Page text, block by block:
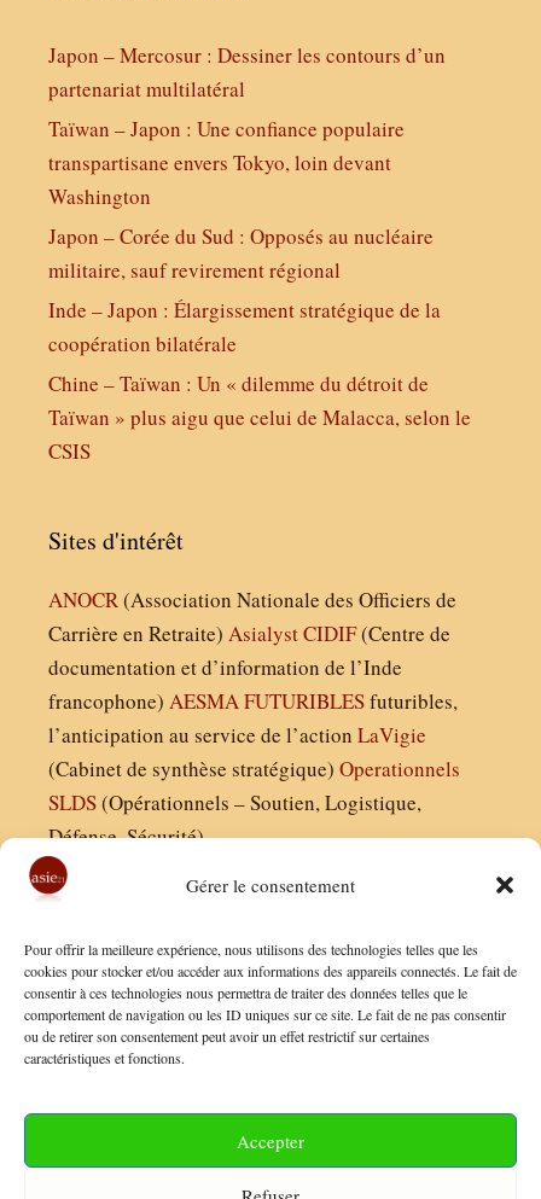
Gérer le consentement
Pour offrir la meilleure expérience, nous utilisons des technologies telles que les
cookies pour stocker et/ou accéder aux informations des appareils connectés. Le fait de
consentir à ces technologies nous permettra de traiter des données telles que le
comportement de navigation ou les ID uniques sur ce site. Le fait de ne pas consentir
ou de retirer son consentement peut avoir un effet restrictif sur certaines
caractéristiques et fonctions.
Accepter
Japon – Mercosur : Dessiner les contours d’un
partenariat multilatéral
Taïwan – Japon : Une confiance populaire
transpartisane envers Tokyo, loin devant
Washington
Japon – Corée du Sud : Opposés au nucléaire
militaire, sauf revirement régional
Inde – Japon : Élargissement stratégique de la
coopération bilatérale
Chine – Taïwan : Un « dilemme du détroit de
Taïwan » plus aigu que celui de Malacca, selon le
CSIS
Sites d'intérêt
ANOCR(Association Nationale des Officiers de
Carrière en Retraite) AsialystCIDIF(Centre de
documentation et d’information de l’Inde
francophone) AESMAFUTURIBLESfuturibles,
l’anticipation au service de l’action LaVigie
(Cabinet de synthèse stratégique) Operationnels
SLDS(Opérationnels – Soutien, Logistique,
Défense, Sécurité)
Finaldées EURL
Siège social : 13 avenue Boudon, 75016, Paris
Nous contacter
Conditions Générales de Vente
Politique de Confidentialité